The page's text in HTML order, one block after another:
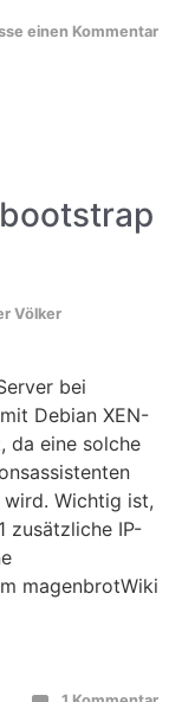
einen Kommentar
Völker
bei
Debian XEN-
da eine solche
Wichtig ist,
zusätzliche IP-
magenbrotWiki